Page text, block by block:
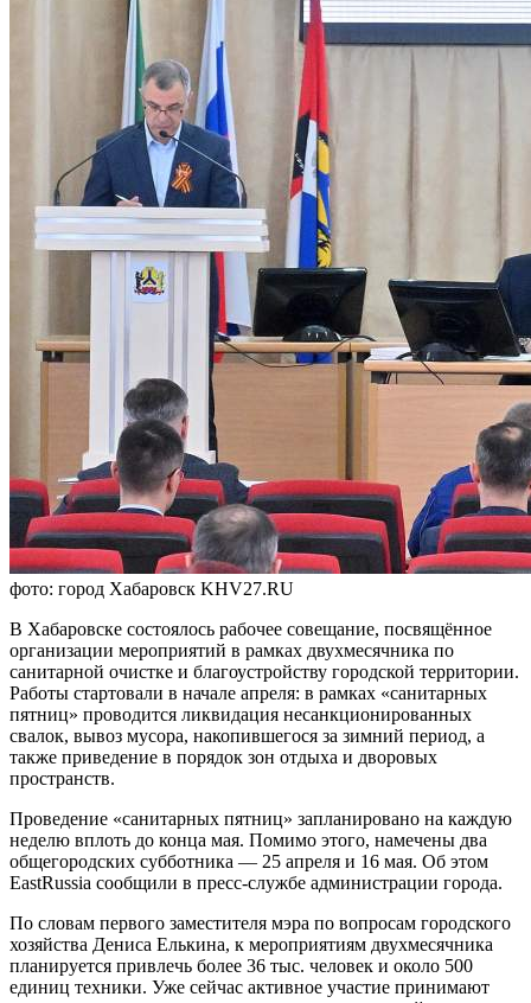
фото: город Хабаровск KHV27.RU
В Хабаровске состоялось рабочее совещание, посвящённое
организации мероприятий в рамках двухмесячника по
санитарной очистке и благоустройству городской территории.
Работы стартовали в начале апреля: в рамках «санитарных
пятниц» проводится ликвидация несанкционированных
свалок, вывоз мусора, накопившегося за зимний период, а
также приведение в порядок зон отдыха и дворовых
пространств.
Проведение «санитарных пятниц» запланировано на каждую
неделю вплоть до конца мая. Помимо этого, намечены два
общегородских субботника — 25 апреля и 16 мая. Об этом
EastRussia сообщили в пресс-службе администрации города.
По словам первого заместителя мэра по вопросам городского
хозяйства Дениса Елькина, к мероприятиям двухмесячника
планируется привлечь более 36 тыс. человек и около 500
единиц техники. Уже сейчас активное участие принимают